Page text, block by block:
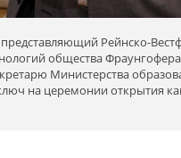
Рейнско-
общества
Министерства
на церемонии открытия